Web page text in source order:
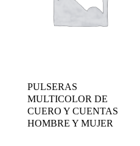
PULSERAS
MULTICOLOR DE
CUERO Y CUENTAS
HOMBRE Y MUJER